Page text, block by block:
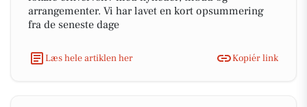
arrangementer. Vi har lavet en kort opsummering
fra de seneste dage
Læs hele artiklen her Kopiér link